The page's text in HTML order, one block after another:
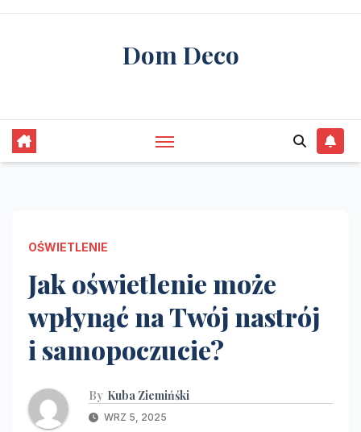
Skip
Dom Deco
OŚWIETLENIE
Jak oświetlenie może
wpłynąć na Twój nastrój
i samopoczucie?
By Kuba Ziemińśki
WRZ 5, 2025